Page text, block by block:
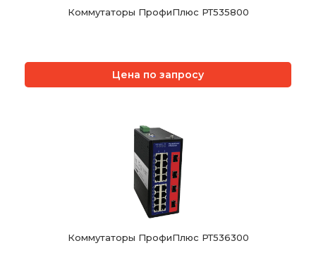
Коммутаторы ПрофиПлюс РТ535800
Цена по запросу
Коммутаторы ПрофиПлюс РТ536300